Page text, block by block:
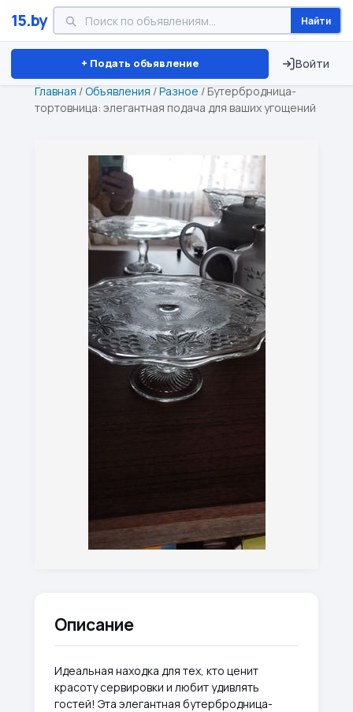
15.by Найти
+ Подать объявление Войти
Минск Витебск Брест ⏱ ТОЛЬКО 15 ДНЕЙ
Главная /Объявления /Разное / Бутербродница-
тортовница: элегантная подача для ваших угощений
Описание
Идеальная находка для тех, кто ценит
красоту сервировки и любит удивлять
гостей! Эта элегантная бутербродница-